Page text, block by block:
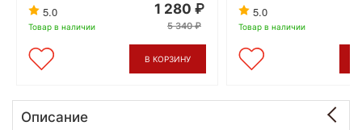
5.0
Товар в наличии
1 280
5 340
В КОРЗИНУ
5.0
Товар в наличии
Описание